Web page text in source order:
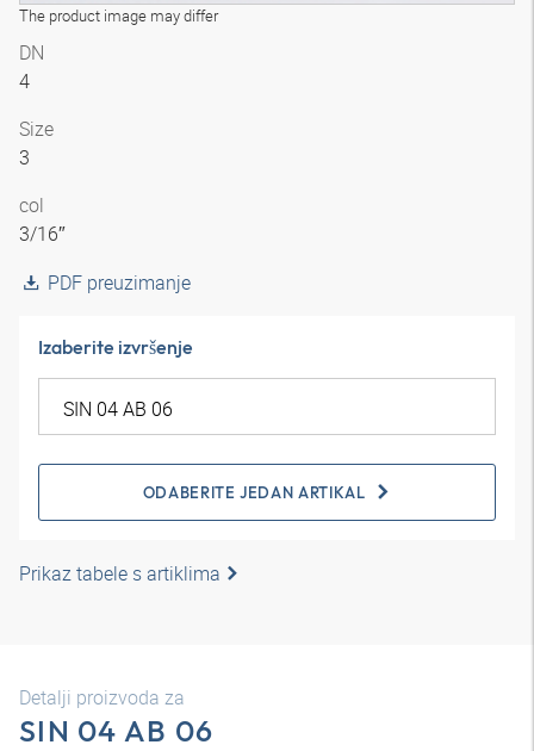
The product image may differ
DN
4
Size
3
col
3/16″
PDF preuzimanje
Izaberite izvršenje
ODABERITE JEDAN ARTIKAL
Prikaz tabele s artiklima
Detalji proizvoda za
SIN 04 AB 06